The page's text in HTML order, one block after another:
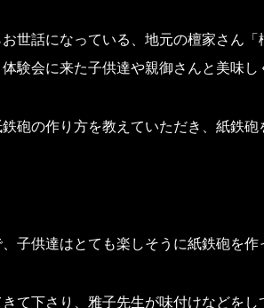
世話になっている、地元の檀家さん
験会に来た子供達や親御さんと美味し
砲の作り方を教えていただき、紙鉄砲
子供達はとても楽しそうに紙鉄砲を作
て下さり、雅子先生が味付けなどを